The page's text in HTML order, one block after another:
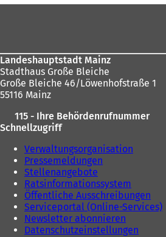
Landeshauptstadt Mainz
Stadthaus Große Bleiche
Große Bleiche 46/Löwenhofstraße 1
55116 Mainz
115 - Ihre Behördenrufnummer
Schnellzugriff
Verwaltungsorganisation
Pressemeldungen
Stellenangebote
Ratsinformationssystem
Öffentliche Ausschreibungen
Serviceportal (Online-Services)
Newsletter abonnieren
Datenschutzeinstellungen